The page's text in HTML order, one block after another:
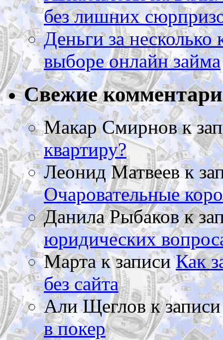
без лишних
Деньги за
выборе онлайн займа
Свежие
Макар Смирновк
квартиру?
Леонид Матвеевк
Очаровательные
Данила Рыбаковк
юридических
Мартак записиКак
без сайта
Али Щегловк
в покер